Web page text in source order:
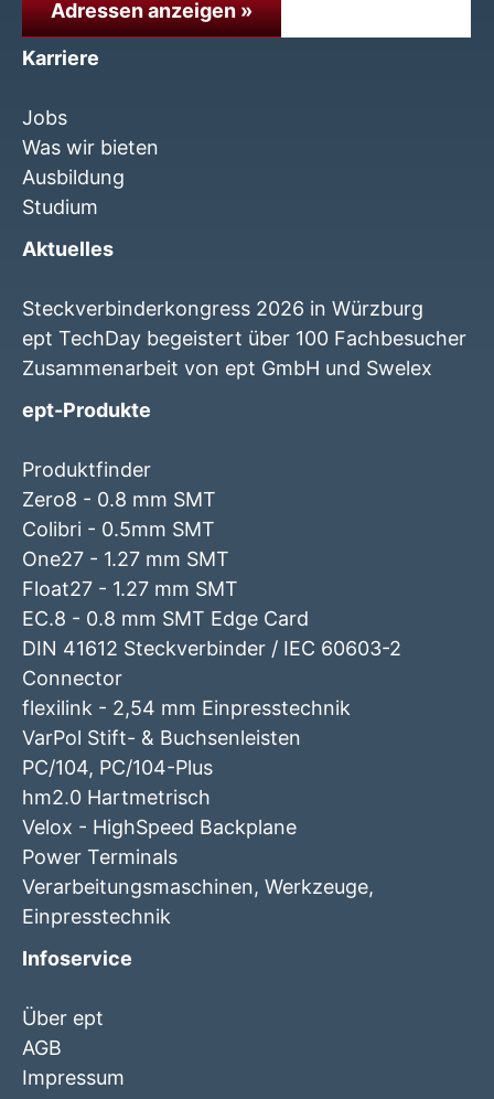
Adressen anzeigen »
Karriere
Jobs
Was wir bieten
Ausbildung
Studium
Aktuelles
Steckverbinderkongress 2026 in Würzburg
ept TechDay begeistert über 100 Fachbesucher
Zusammenarbeit von ept GmbH und Swelex
ept-Produkte
Produktfinder
Zero8 - 0.8 mm SMT
Colibri - 0.5mm SMT
One27 - 1.27 mm SMT
Float27 - 1.27 mm SMT
EC.8 - 0.8 mm SMT Edge Card
DIN 41612 Steckverbinder / IEC 60603-2
Connector
flexilink - 2,54 mm Einpresstechnik
VarPol Stift- & Buchsenleisten
PC/104, PC/104-Plus
hm2.0 Hartmetrisch
Velox - HighSpeed Backplane
Power Terminals
Verarbeitungsmaschinen, Werkzeuge,
Einpresstechnik
Infoservice
Über ept
AGB
Impressum